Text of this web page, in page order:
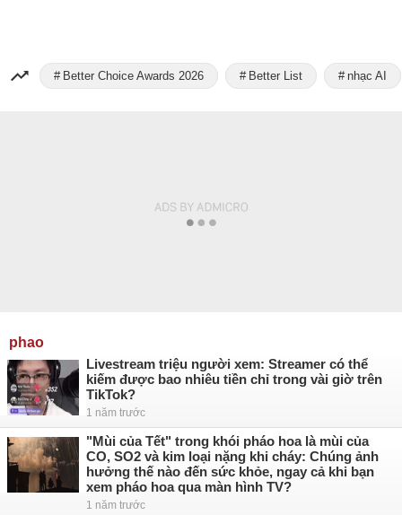
Better Choice Awards 2026 Better List nhạc AI
phao
Livestream triệu người xem: Streamer có thể
kiếm được bao nhiêu tiền chỉ trong vài giờ trên
TikTok?
1 năm trước
"Mùi của Tết" trong khói pháo hoa là mùi của
CO, SO2 và kim loại nặng khi cháy: Chúng ảnh
hưởng thế nào đến sức khỏe, ngay cả khi bạn
xem pháo hoa qua màn hình TV?
1 năm trước